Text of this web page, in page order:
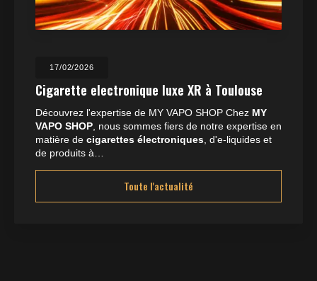
17/02/2026
Cigarette electronique luxe XR à Toulouse
Découvrez l'expertise de MY VAPO SHOP Chez MY
VAPO SHOP , nous sommes fiers de notre expertise en
matière de cigarettes électroniques , d'e-liquides et
de produits à…
Toute l'actualité